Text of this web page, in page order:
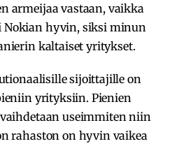
armeijaa vastaan, vaikka
hyvin, siksi minun
kaltaiset yritykset.
sijoittajille on
yrityksiin. Pienien
useimmiten niin
rahaston on hyvin vaikea